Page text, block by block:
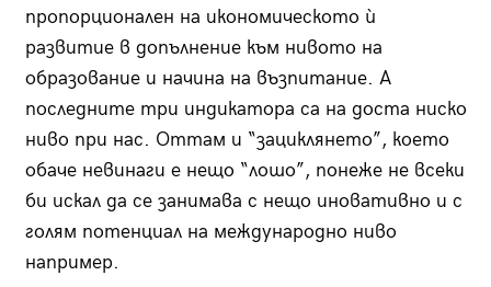
пропорционален на икономическото ѝ
развитие в допълнение към нивото на
образование и начина на възпитание. А
последните три индикатора са на доста ниско
ниво при нас. Оттам и “зациклянето”, което
обаче невинаги е нещо “лошо”, понеже не всеки
би искал да се занимава с нещо иновативно и с
голям потенциал на международно ниво
например.